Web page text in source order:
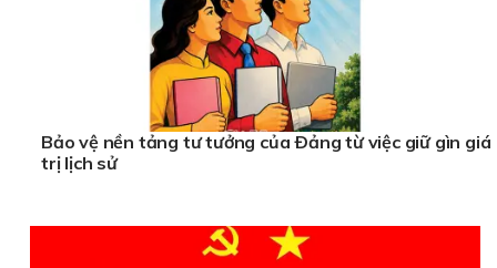
Bảo vệ nền tảng tư tưởng của Ðảng từ việc giữ gìn giá
trị lịch sử